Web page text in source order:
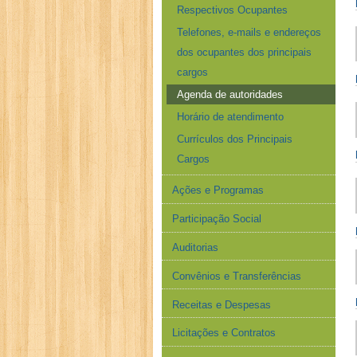
Respectivos Ocupantes
Telefones, e-mails e endereços
dos ocupantes dos principais
cargos
Agenda de autoridades
Horário de atendimento
Currículos dos Principais
Cargos
Ações e Programas
Participação Social
Auditorias
Convênios e Transferências
Receitas e Despesas
Licitações e Contratos